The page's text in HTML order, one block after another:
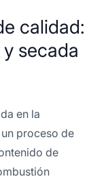
calidad:
secada
en la
proceso de
de